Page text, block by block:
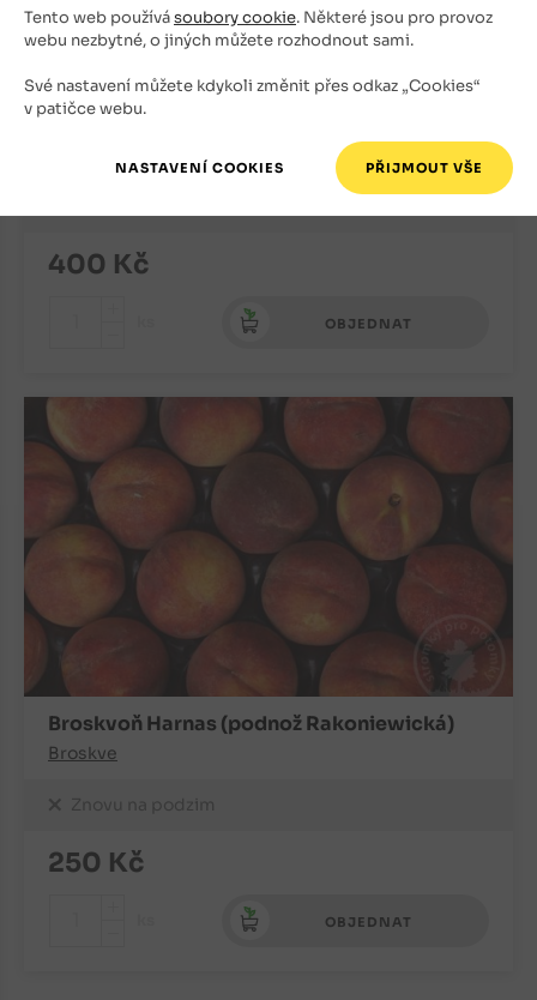
Tento web používásoubory cookie. Některé jsou pro provoz
webu nezbytné, o jiných můžete rozhodnout sami.
Své nastavení můžete kdykoli změnit přes odkaz „Cookies“
v patičce webu.
400 Kč
OBJEDNAT
Broskvoň Harnas (podnož Rakoniewická)
Broskve
Znovu na podzim
250 Kč
OBJEDNAT